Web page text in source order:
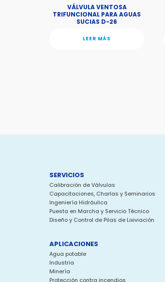
VÁLVULA VENTOSA
TRIFUNCIONAL PARA AGUAS
SUCIAS D-26
LEER MÁS
SERVICIOS
Calibración de Válvulas
Capacitaciones, Charlas y Seminarios
Ingeniería Hidráulica
Puesta en Marcha y Servicio Técnico
Diseño y Control de Pilas de Lixiviación
APLICACIONES
Agua potable
Industria
Minería
Protección contra incendios